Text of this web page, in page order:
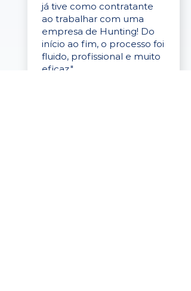
já tive como contratante
ao trabalhar com uma
empresa de Hunting! Do
início ao fim, o processo foi
fluido, profissional e muito
eficaz."